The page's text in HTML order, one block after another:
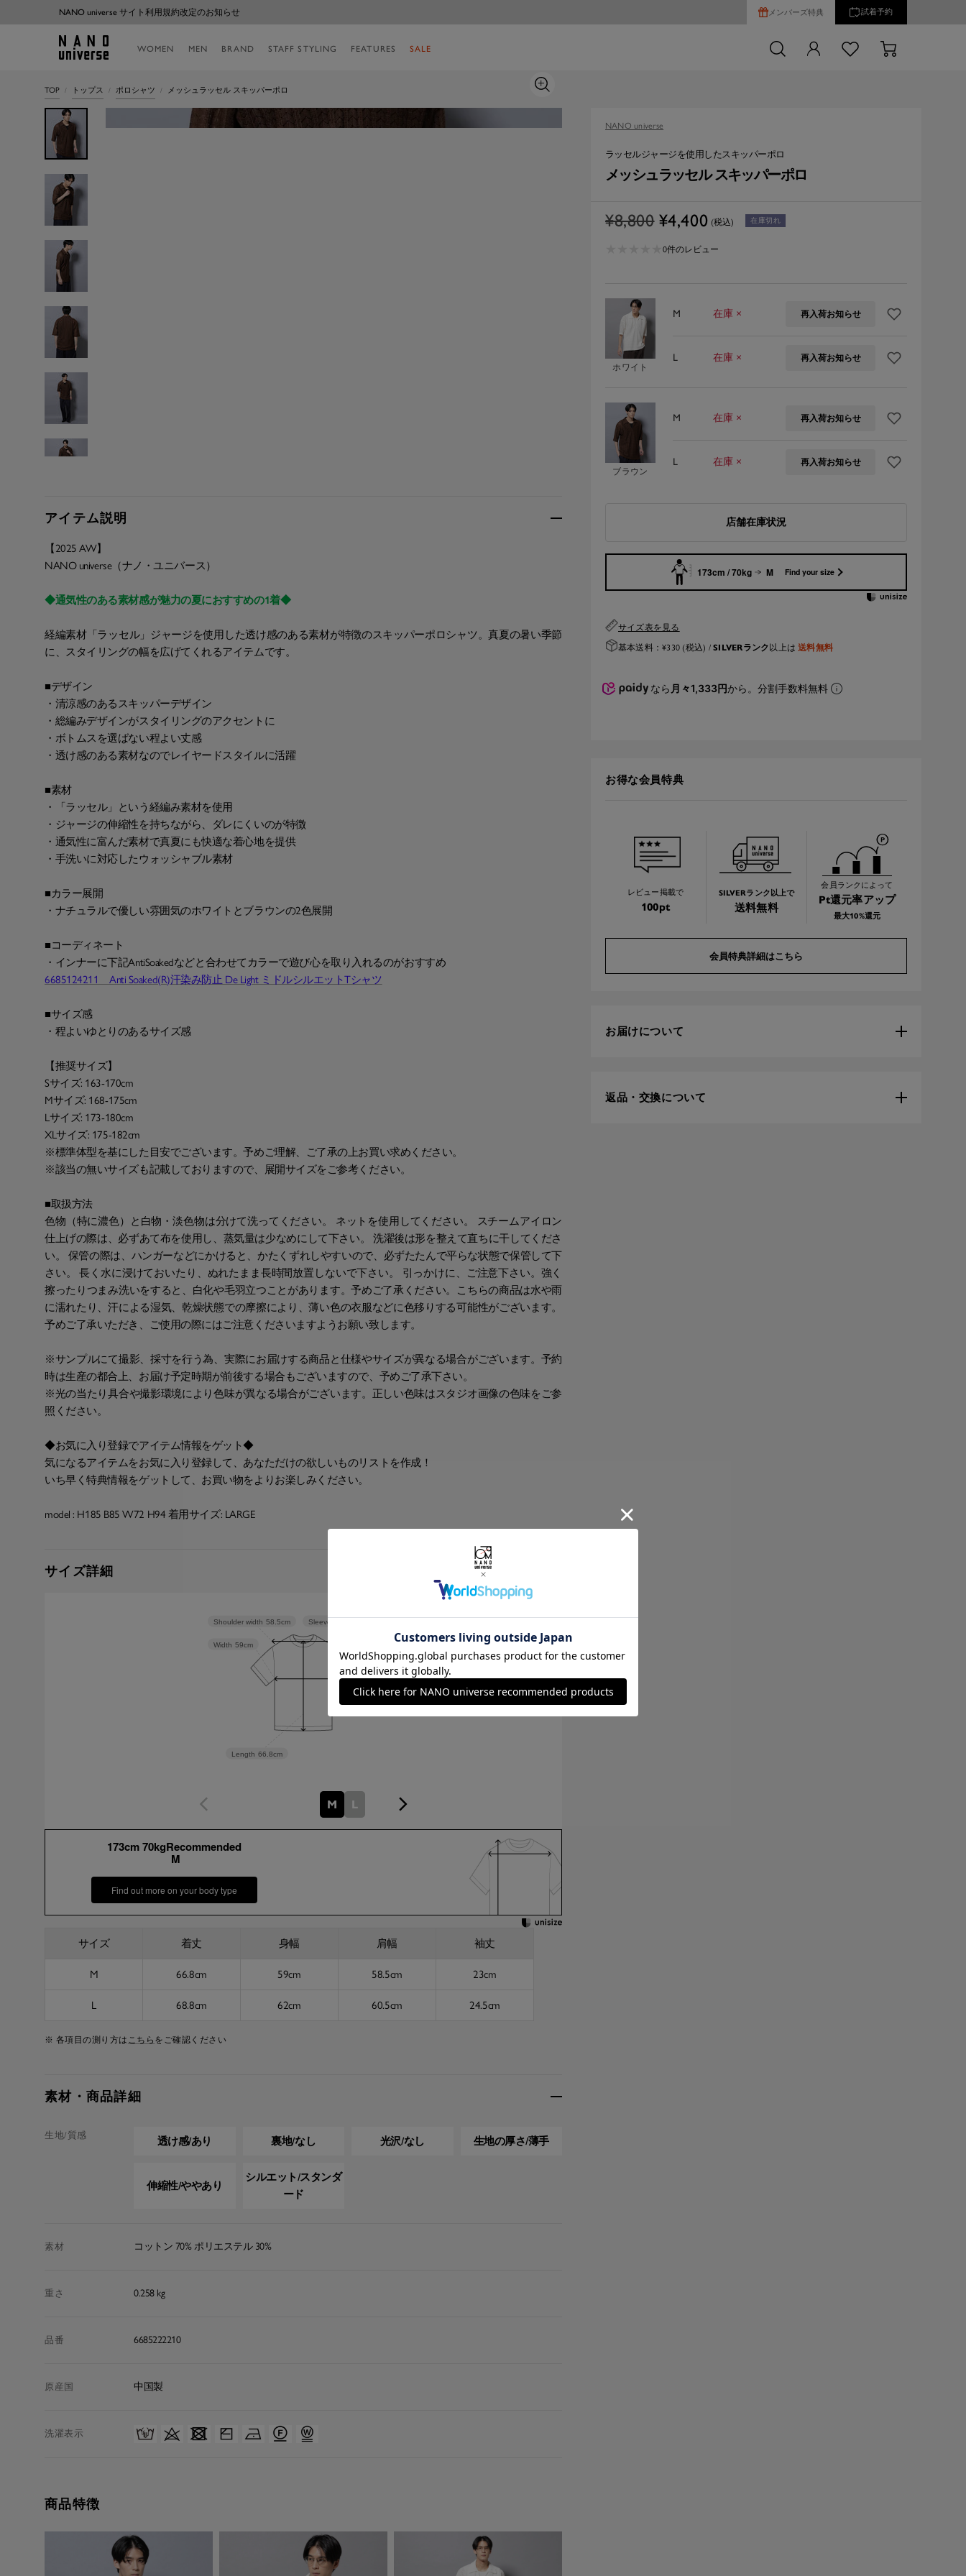
NANO universe サイト利用規約改定のお知らせ メンバーズ特典 試着予約
WOMEN MEN BRAND STAFF STYLING FEATURES SALE
NANO
universe
TOP トップス ポロシャツ メッシュラッセル スキッパーポロ
ズ
アイテム説明
【2025 AW】
NANO universe（ナノ・ユニバース）
◆通気性のある素材感が魅力の夏におすすめの1着◆
経編素材「ラッセル」ジャージを使用した透け感のある素材が特徴のスキッパーポロシャツ。真夏の暑い季節
に、スタイリングの幅を広げてくれるアイテムです。
■デザイン
・清涼感のあるスキッパーデザイン
・総編みデザインがスタイリングのアクセントに
・ボトムスを選ばない程よい丈感
・透け感のある素材なのでレイヤードスタイルに活躍
■素材
・「ラッセル」という経編み素材を使用
・ジャージの伸縮性を持ちながら、ダレにくいのが特徴
・通気性に富んだ素材で真夏にも快適な着心地を提供
・手洗いに対応したウォッシャブル素材
■カラー展開
・ナチュラルで優しい雰囲気のホワイトとブラウンの2色展開
■コーディネート
・インナーに下記AntiSoakedなどと合わせてカラーで遊び心を取り入れるのがおすすめ
6685124211 Anti Soaked(R)汗染み防止 De Light ミドルシルエットTシャツ
■サイズ感
・程よいゆとりのあるサイズ感
【推奨サイズ】
Sサイズ: 163-170cm
Mサイズ: 168-175cm
Lサイズ: 173-180cm
XLサイズ: 175-182cm
※標準体型を基にした目安でございます。予めご理解、ご了承の上お買い求めください。
※該当の無いサイズも記載しておりますので、展開サイズをご参考ください。
■取扱方法
色物（特に濃色）と白物・淡色物は分けて洗ってください。 ネットを使用してください。 スチームアイロン
仕上げの際は、必ずあて布を使用し、蒸気量は少なめにして下さい。 洗濯後は形を整えて直ちに干してくださ
い。 保管の際は、ハンガーなどにかけると、かたくずれしやすいので、必ずたたんで平らな状態で保管して下
さい。 長く水に浸けておいたり、ぬれたまま長時間放置しないで下さい。 引っかけに、ご注意下さい。強く
擦ったりつまみ洗いをすると、白化や毛羽立つことがあります。予めご了承ください。こちらの商品は水や雨
に濡れたり、汗による湿気、乾燥状態での摩擦により、薄い色の衣服などに色移りする可能性がございます。
予めご了承いただき、ご使用の際にはご注意くださいますようお願い致します。
※サンプルにて撮影、採寸を行う為、実際にお届けする商品と仕様やサイズが異なる場合がございます。予約
時は生産の都合上、お届け予定時期が前後する場合もございますので、予めご了承下さい。
※光の当たり具合や撮影環境により色味が異なる場合がございます。正しい色味はスタジオ画像の色味をご参
照ください。
◆お気に入り登録でアイテム情報をゲット◆
気になるアイテムをお気に入り登録して、あなただけの欲しいものリストを作成！
いち早く特典情報をゲットして、お買い物をよりお楽しみください。
model : H185 B85 W72 H94 着用サイズ: LARGE
サイズ詳細
Sleeve length
Length 66.8cm
Width 59cm
Shoulder width 58.5cm
M L
173cm 70kgRecommended
M
Find out more on your body type
サイズ 着丈 身幅 肩幅 袖丈
M 66.8cm 59cm 58.5cm 23cm
L 68.8cm 62cm 60.5cm 24.5cm
※ 各項目の測り方は こちら をご確認ください
素材・商品詳細
生地/質感 透け感/あり 裏地/なし 光沢/なし 生地の厚さ/薄手
伸縮性/ややあり
シルエット/スタンダ
ード
素材 コットン 70% ポリエステル 30%
重さ 0.258 kg
品番 6685222210
原産国 中国製
洗濯表示
商品特徴
NANO universe
ラッセルジャージを使用したスキッパーポロ
メッシュラッセル スキッパーポロ
通
¥8,800 セ
ル
¥4,400 (税込) 在庫切れ
0件のレビュー
ホワイト
M 在庫 × 再入荷お知らせ
L 在庫 × 再入荷お知らせ
ブラウン
M 在庫 × 再入荷お知らせ
L 在庫 × 再入荷お知らせ
店舗在庫状況
173cm / 70kg M Find your size
サイズ表を見る
基本送料：¥330 (税込) /SILVERランク 以上は送料無料
なら 月々1,333円から。分割手数料無料
お得な会員特典
レビュー掲載で
100pt
SILVERランク以上で
送料無料
会員ランクによって
Pt還元率アップ
最大10%還元
会員特典詳細はこちら
お届けについて
返品・交換について